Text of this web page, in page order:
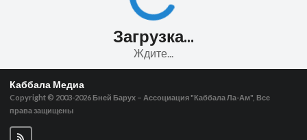
Загрузка...
Ждите...
Каббала Медиа
Copyright © 2003-2026 Бней Барух – Ассоциация "Каббала Ла-Ам", Все
права защищены